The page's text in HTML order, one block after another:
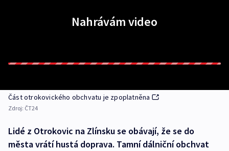
Nahrávám video
Část otrokovického obchvatu je zpoplatněna
Zdroj: ČT24
Lidé z Otrokovic na Zlínsku se obávají, že se do
města vrátí hustá doprava. Tamní dálniční obchvat